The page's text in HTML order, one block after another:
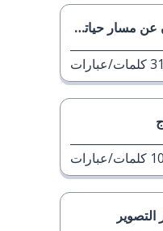
حياتهم المهني
31كلمات/عبارات
10 كلمات/عبارات